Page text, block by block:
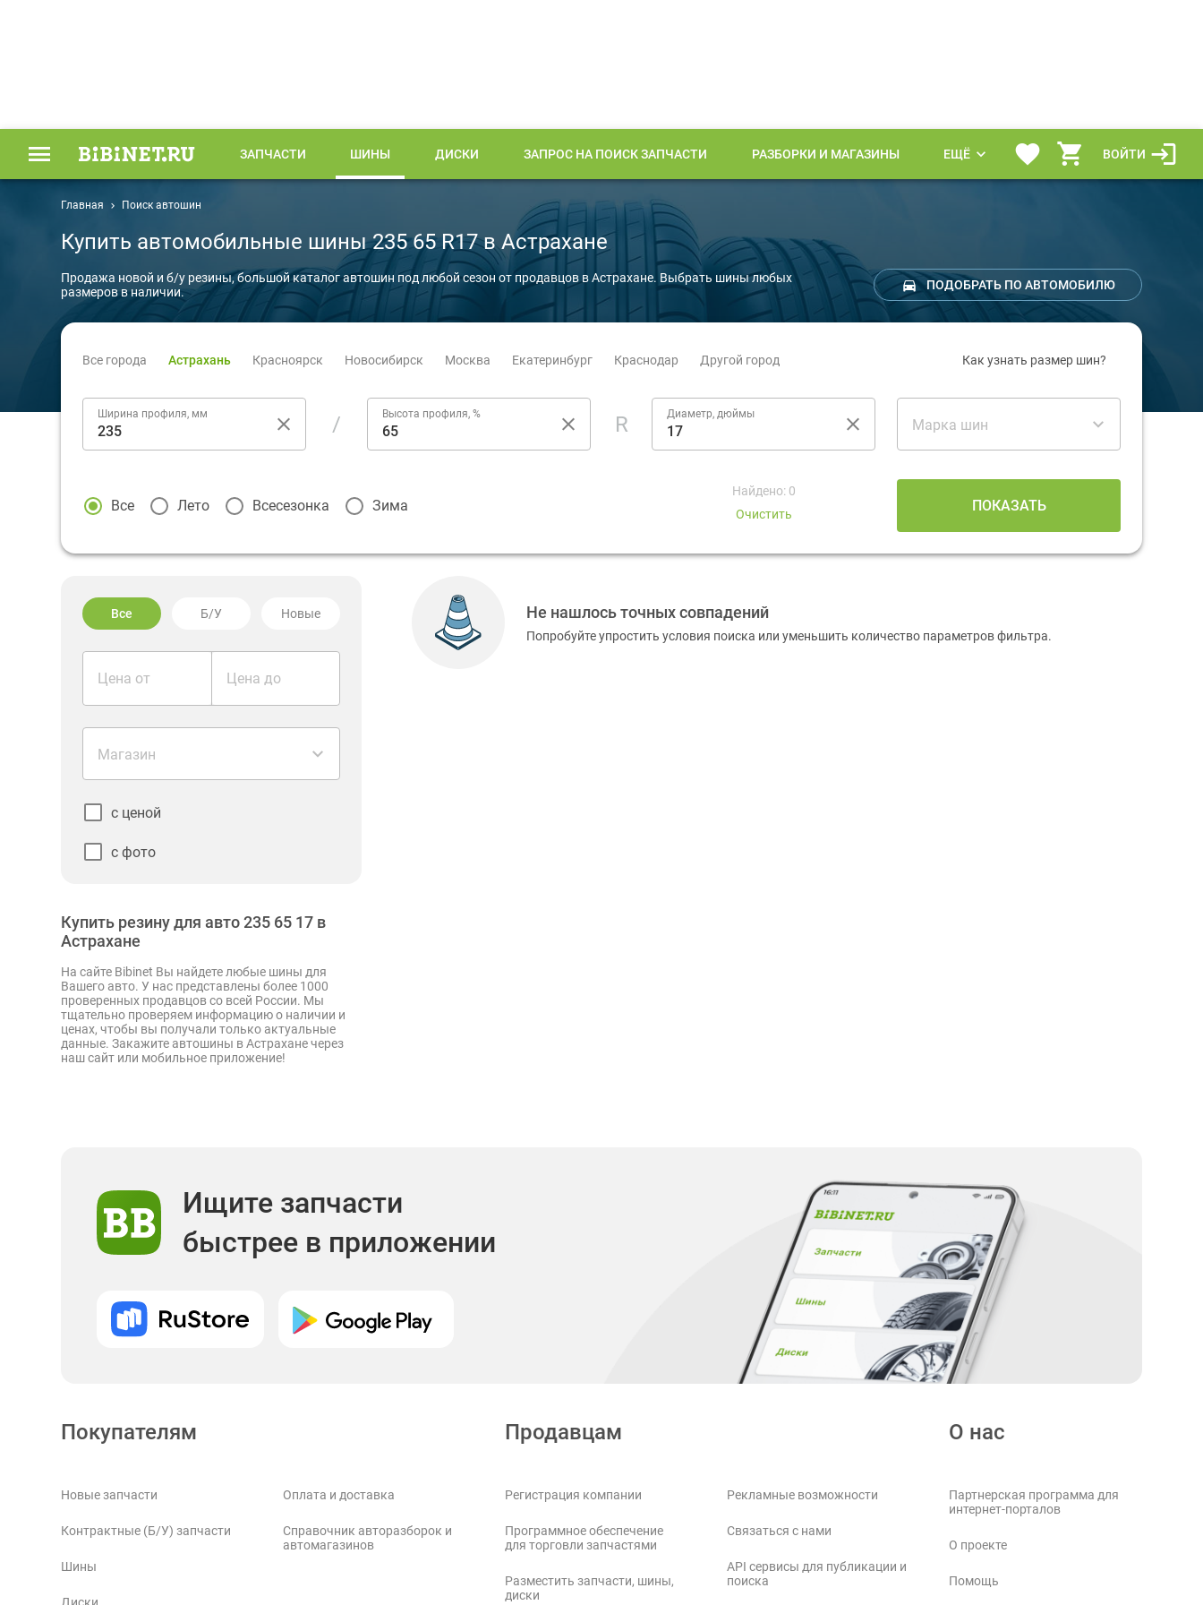
ЗАПЧАСТИ ШИНЫ ДИСКИ ЗАПРОС НА ПОИСК ЗАПЧАСТИ РАЗБОРКИ И МАГАЗИНЫ ЕЩЁ ВОЙТИ
Главная Поиск автошин
Купить автомобильные шины 235 65 R17 в Астрахане
Продажа новой и б/у резины, большой каталог автошин под любой сезон от продавцов в Астрахане. Выбрать шины любых
размеров в наличии.
ПОДОБРАТЬ ПО АВТОМОБИЛЮ
Все города Астрахань Красноярск Новосибирск Москва Екатеринбург Краснодар Другой город Как узнать размер шин?
Ширина профиля, мм / Высота профиля, % R Диаметр, дюймы
Марка шин
Все Лето Всесезонка Зима
Найдено: 0
Очистить
ПОКАЗАТЬ
Все Б/У Новые
Цена от Цена до
Магазин
с ценой
с фото
Купить резину для авто 235 65 17 в
Астрахане
На сайте Bibinet Вы найдете любые шины для
Вашего авто. У нас представлены более 1000
проверенных продавцов со всей России. Мы
тщательно проверяем информацию о наличии и
ценах, чтобы вы получали только актуальные
данные. Закажите автошины в Астрахане через
наш сайт или мобильное приложение!
Не нашлось точных совпадений
Попробуйте упростить условия поиска или уменьшить количество параметров фильтра.
Ищите запчасти
быстрее в приложении
Покупателям
Новые запчасти
Контрактные (Б/У) запчасти
Шины
Оплата и доставка
Справочник авторазборок и
автомагазинов
Продавцам
Регистрация компании
Программное обеспечение
для торговли запчастями
Разместить запчасти, шины,
диски
Рекламные возможности
Связаться с нами
API сервисы для публикации и
поиска
О нас
Партнерская программа для
интернет-порталов
О проекте
Помощь